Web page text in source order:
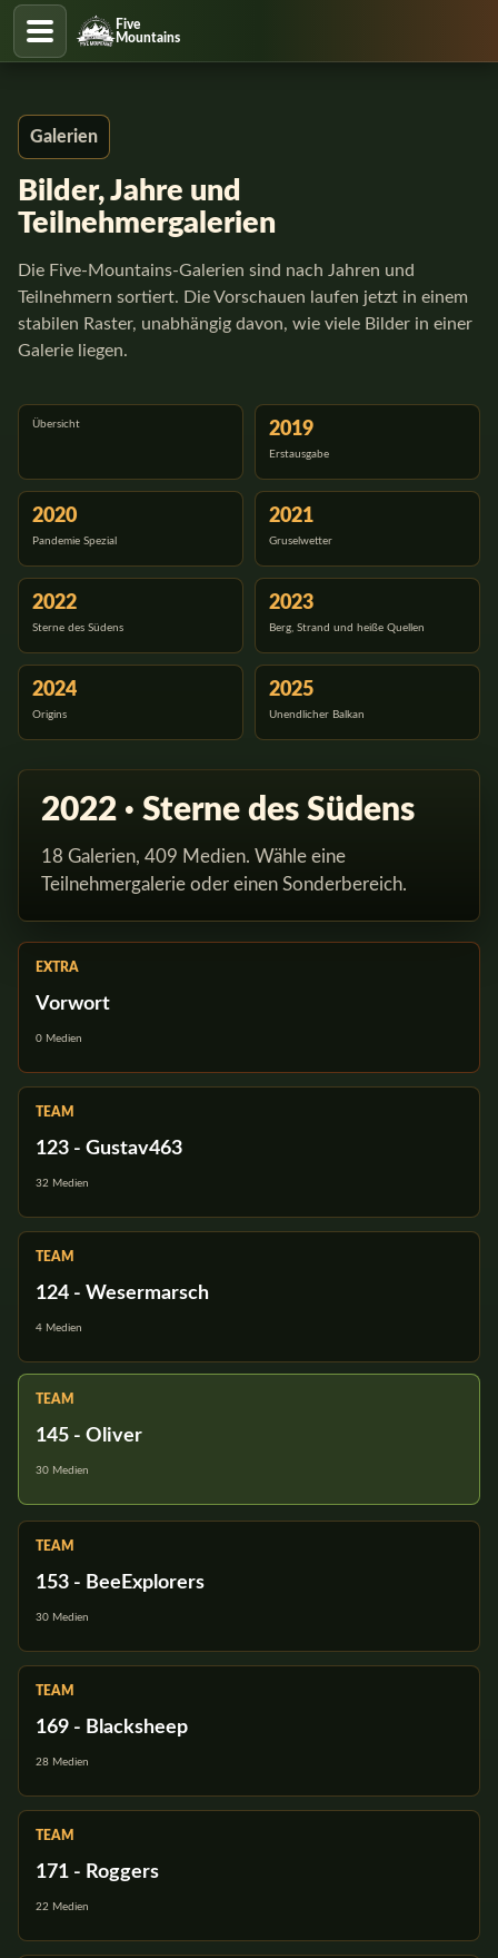
Five
Mountains
Galerien
Bilder, Jahre und
Teilnehmergalerien
Die Five-Mountains-Galerien sind nach Jahren und
Teilnehmern sortiert. Die Vorschauen laufen jetzt in einem
stabilen Raster, unabhängig davon, wie viele Bilder in einer
Galerie liegen.
Übersicht 2019
Erstausgabe
2020
Pandemie Spezial
2021
Gruselwetter
2022
Sterne des Südens
2023
Berg, Strand und heiße Quellen
2024
Origins
2025
Unendlicher Balkan
2022 · Sterne des Südens
18 Galerien, 409 Medien. Wähle eine
Teilnehmergalerie oder einen Sonderbereich.
EXTRA
Vorwort
0 Medien
TEAM
123 - Gustav463
32 Medien
TEAM
124 - Wesermarsch
4 Medien
TEAM
145 - Oliver
30 Medien
TEAM
153 - BeeExplorers
30 Medien
TEAM
169 - Blacksheep
28 Medien
TEAM
171 - Roggers
22 Medien